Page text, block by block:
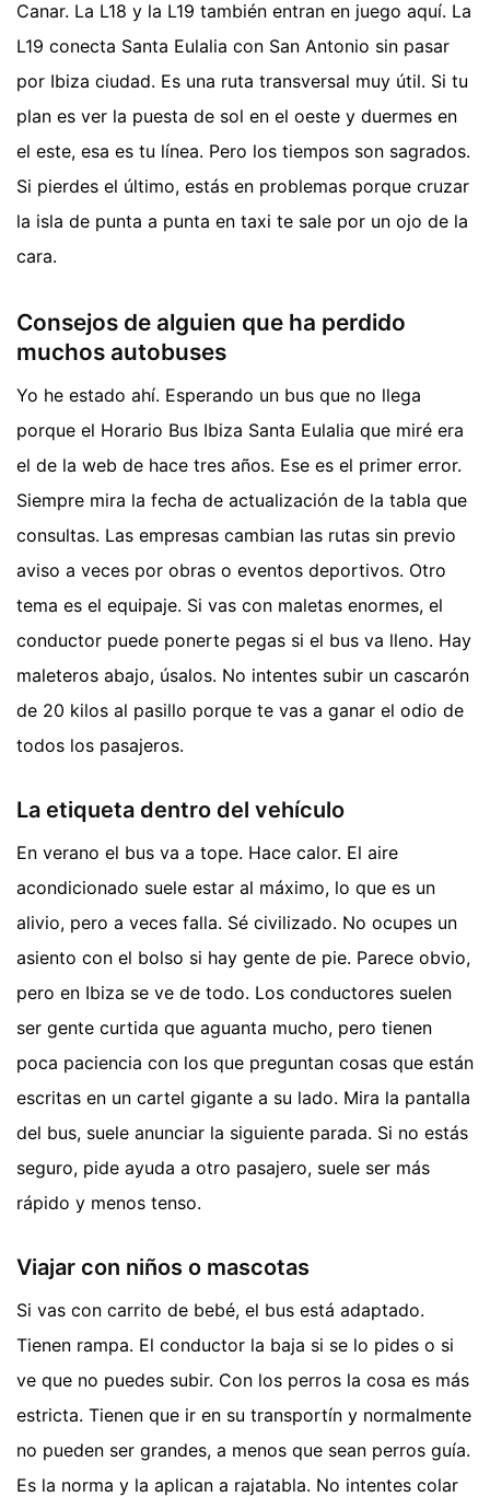
Canar. La L18 y la L19 también entran en juego aquí. La
L19 conecta Santa Eulalia con San Antonio sin pasar
por Ibiza ciudad. Es una ruta transversal muy útil. Si tu
plan es ver la puesta de sol en el oeste y duermes en
el este, esa es tu línea. Pero los tiempos son sagrados.
Si pierdes el último, estás en problemas porque cruzar
la isla de punta a punta en taxi te sale por un ojo de la
cara.
Consejos de alguien que ha perdido
muchos autobuses
Yo he estado ahí. Esperando un bus que no llega
porque el Horario Bus Ibiza Santa Eulalia que miré era
el de la web de hace tres años. Ese es el primer error.
Siempre mira la fecha de actualización de la tabla que
consultas. Las empresas cambian las rutas sin previo
aviso a veces por obras o eventos deportivos. Otro
tema es el equipaje. Si vas con maletas enormes, el
conductor puede ponerte pegas si el bus va lleno. Hay
maleteros abajo, úsalos. No intentes subir un cascarón
de 20 kilos al pasillo porque te vas a ganar el odio de
todos los pasajeros.
La etiqueta dentro del vehículo
En verano el bus va a tope. Hace calor. El aire
acondicionado suele estar al máximo, lo que es un
alivio, pero a veces falla. Sé civilizado. No ocupes un
asiento con el bolso si hay gente de pie. Parece obvio,
pero en Ibiza se ve de todo. Los conductores suelen
ser gente curtida que aguanta mucho, pero tienen
poca paciencia con los que preguntan cosas que están
escritas en un cartel gigante a su lado. Mira la pantalla
del bus, suele anunciar la siguiente parada. Si no estás
seguro, pide ayuda a otro pasajero, suele ser más
rápido y menos tenso.
Viajar con niños o mascotas
Si vas con carrito de bebé, el bus está adaptado.
Tienen rampa. El conductor la baja si se lo pides o si
ve que no puedes subir. Con los perros la cosa es más
estricta. Tienen que ir en su transportín y normalmente
no pueden ser grandes, a menos que sean perros guía.
Es la norma y la aplican a rajatabla. No intentes colar